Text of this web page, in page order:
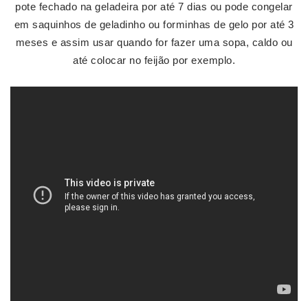
pote fechado na geladeira por até 7 dias ou pode congelar
em saquinhos de geladinho ou forminhas de gelo por até 3
meses e assim usar quando for fazer uma sopa, caldo ou
até colocar no feijão por exemplo.